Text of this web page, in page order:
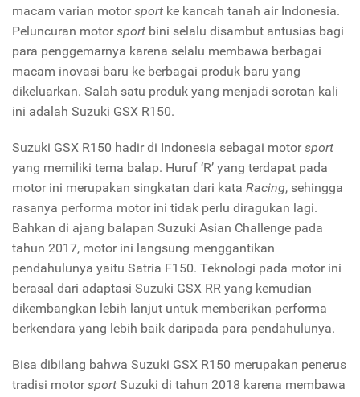
macam varian motorsport ke kancah tanah air Indonesia.
Peluncuran motorsport bini selalu disambut antusias bagi
para penggemarnya karena selalu membawa berbagai
macam inovasi baru ke berbagai produk baru yang
dikeluarkan. Salah satu produk yang menjadi sorotan kali
ini adalah Suzuki GSX R150.
Suzuki GSX R150 hadir di Indonesia sebagai motorsport
yang memiliki tema balap. Huruf ‘R’ yang terdapat pada
motor ini merupakan singkatan dari kata Racing, sehingga
rasanya performa motor ini tidak perlu diragukan lagi.
Bahkan di ajang balapan Suzuki Asian Challenge pada
tahun 2017, motor ini langsung menggantikan
pendahulunya yaitu Satria F150. Teknologi pada motor ini
berasal dari adaptasi Suzuki GSX RR yang kemudian
dikembangkan lebih lanjut untuk memberikan performa
berkendara yang lebih baik daripada para pendahulunya.
Bisa dibilang bahwa Suzuki GSX R150 merupakan penerus
tradisi motorsport Suzuki di tahun 2018 karena membawa